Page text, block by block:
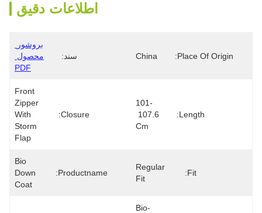
اطلاعات دقیق
Place Of Origin:
China سند:
PDF
Length:
101-
Cm
Closure:
Front
Zipper
With
Storm
Flap
Fit:
Regular
Fit
Productname:
Bio
Down
Coat
Bio-